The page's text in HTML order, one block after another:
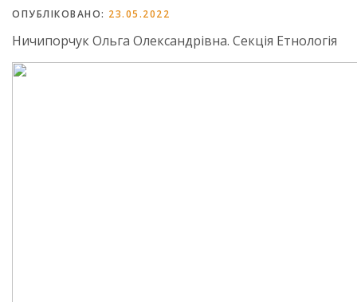
ОПУБЛІКОВАНО: 23.05.2022
Ничипорчук Ольга Олександрівна. Секція Етнологія